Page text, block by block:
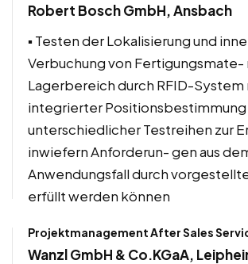
Robert Bosch GmbH, Ansbach
▪ Testen der Lokalisierung und
Verbuchung von Fertigungsmate-
Lagerbereich durch RFID-System
integrierter Positionsbestimmung
unterschiedlicher Testreihen zur
inwiefern Anforderun- gen aus
Anwendungsfall durch
erfüllt werden können
Projektmanagement After Sales
Wanzl GmbH & Co.KGaA,